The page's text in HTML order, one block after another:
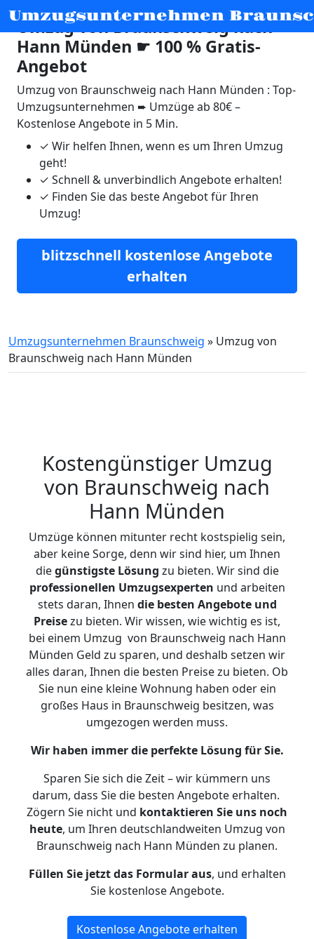
Umzugsunternehmen
Umzug von Braunschweig nach
Hann Münden ☛ 100 % Gratis-
Angebot
Umzug von Braunschweig nach Hann Münden : Top-
Umzugsunternehmen ➨ Umzüge ab 80€ –
Kostenlose Angebote in 5 Min.
✓ Wir helfen Ihnen, wenn es um Ihren Umzug
geht!
✓ Schnell & unverbindlich Angebote erhalten!
✓ Finden Sie das beste Angebot für Ihren
Umzug!
blitzschnell kostenlose Angebote
erhalten
Umzugsunternehmen Braunschweig » Umzug von
Braunschweig nach Hann Münden
Kostengünstiger Umzug
von Braunschweig nach
Hann Münden
Umzüge können mitunter recht kostspielig sein,
aber keine Sorge, denn wir sind hier, um Ihnen
diegünstigste Lösung zu bieten. Wir sind die
professionellen Umzugsexperten und arbeiten
stets daran, Ihnen die besten Angebote und
Preisezu bieten. Wir wissen, wie wichtig es ist,
bei einem Umzug von Braunschweig nach Hann
Münden Geld zu sparen, und deshalb setzen wir
alles daran, Ihnen die besten Preise zu bieten. Ob
Sie nun eine kleine Wohnung haben oder ein
großes Haus in Braunschweig besitzen, was
umgezogen werden muss.
Wir haben immer die perfekte Lösung für Sie.
Sparen Sie sich die Zeit – wir kümmern uns
darum, dass Sie die besten Angebote erhalten.
Zögern Sie nicht und kontaktieren Sie uns noch
heute, um Ihren deutschlandweiten Umzug von
Braunschweig nach Hann Münden zu planen.
Füllen Sie jetzt das Formular aus, und erhalten
Sie kostenlose Angebote.
Kostenlose Angebote erhalten